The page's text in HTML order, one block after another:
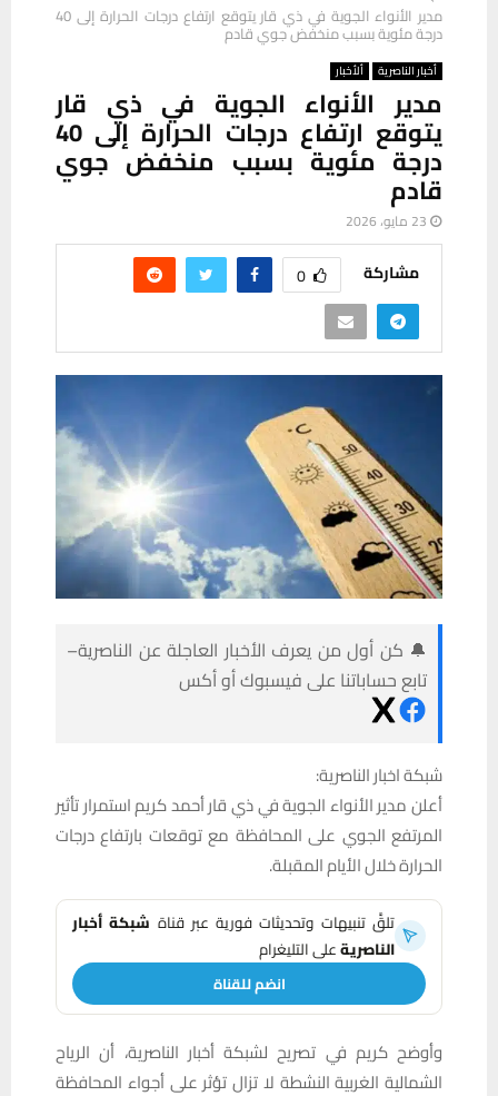
مدير الأنواء الجوية في ذي قار يتوقع ارتفاع درجات الحرارة إلى 40
درجة مئوية بسبب منخفض جوي قادم
أخبار الناصرية ألأخبار
مدير الأنواء الجوية في ذي قار
يتوقع ارتفاع درجات الحرارة إلى 40
درجة مئوية بسبب منخفض جوي
قادم
23 مايو، 2026
مشاركة 0
🔔 كن أول من يعرف الأخبار العاجلة عن الناصرية–
تابع حساباتنا على فيسبوك أو أكس
شبكة اخبار الناصرية:
أعلن مدير الأنواء الجوية في ذي قار أحمد كريم استمرار تأثير
المرتفع الجوي على المحافظة مع توقعات بارتفاع درجات
الحرارة خلال الأيام المقبلة.
تلقَّ تنبيهات وتحديثات فورية عبر قناة شبكة أخبار
الناصريةعلى التليغرام
انضم للقناة
وأوضح كريم في تصريح لشبكة أخبار الناصرية، أن الرياح
الشمالية الغربية النشطة لا تزال تؤثر على أجواء المحافظة